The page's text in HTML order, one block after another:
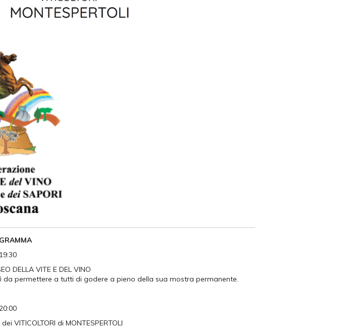
19:30
DELLA VITE E DEL VINO
permettere a tutti di godere a pieno della sua mostra permanente.
VITICOLTORI di MONTESPERTOLI